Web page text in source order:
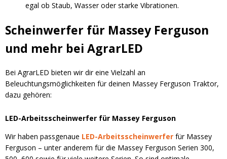
egal ob Staub, Wasser oder starke Vibrationen.
Scheinwerfer für Massey Ferguson
und mehr bei AgrarLED
Bei AgrarLED bieten wir dir eine Vielzahl an
Beleuchtungsmöglichkeiten für deinen Massey Ferguson Traktor,
dazu gehören:
LED-Arbeitsscheinwerfer für Massey Ferguson
Wir haben passgenaue LED-Arbeitsscheinwerfer für Massey
Ferguson – unter anderem für die Massey Ferguson Serien 300,